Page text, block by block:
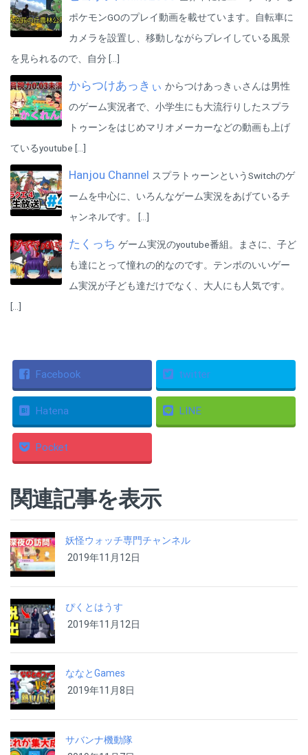
ポケモンGOのプレイ動画を載せています。自転車に
カメラを設置し、移動しながらプレイしている風景
を見られるので、自分 […]
からつけあっきぃ からつけあっきぃさんは男性
のゲーム実況者で、小学生にも大流行りしたスプラ
トゥーンをはじめマリオメーカーなどの動画も上げ
ているyoutube […]
Hanjou Channel スプラトゥーンというSwitchのゲ
ームを中心に、いろんなゲーム実況をあげているチ
ャンネルです。 […]
たくっち ゲーム実況のyoutube番組。まさに、子ど
も達にとって憧れの的なのです。テンポのいいゲー
ム実況が子ども達だけでなく、大人にも人気です。
[…]
Facebook twitter
Hatena LINE
Pocket
関連記事を表示
妖怪ウォッチ専門チャンネル
2019年11月12日
ぴくとはうす
2019年11月12日
ななとGames
2019年11月8日
サバンナ機動隊